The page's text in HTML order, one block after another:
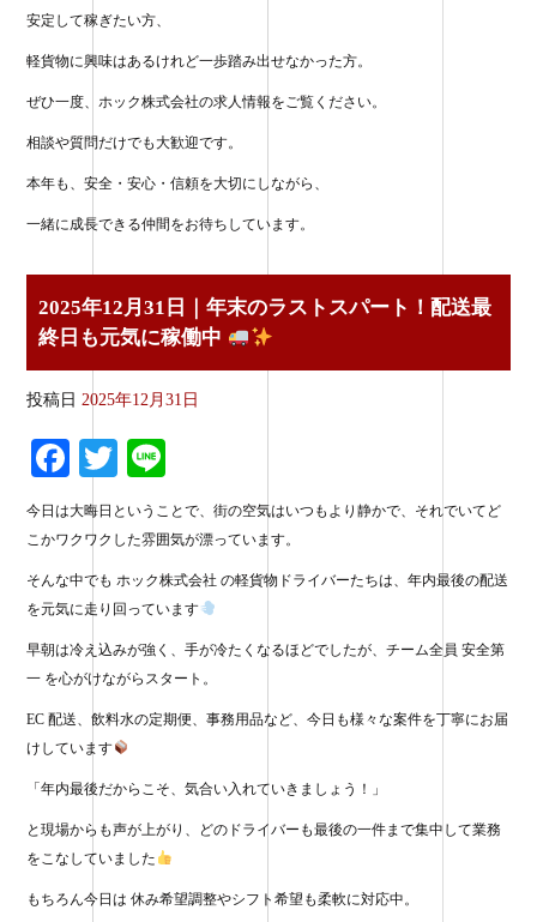
安定して稼ぎたい方、
軽貨物に興味はあるけれど一歩踏み出せなかった方。
ぜひ一度、ホック株式会社の求人情報をご覧ください。
相談や質問だけでも大歓迎です。
本年も、安全・安心・信頼を大切にしながら、
一緒に成長できる仲間をお待ちしています。
2025年12月31日｜年末のラストスパート！配送最
終日も元気に稼働中
投稿日 2025年12月31日
Fa
ce
bo
ok
T
wi
tte
r
ne
今日は大晦日ということで、街の空気はいつもより静かで、それでいてど
こかワクワクした雰囲気が漂っています。
そんな中でも ホック株式会社 の軽貨物ドライバーたちは、年内最後の配送
を元気に走り回っています
早朝は冷え込みが強く、手が冷たくなるほどでしたが、チーム全員 安全第
一 を心がけながらスタート。
EC 配送、飲料水の定期便、事務用品など、今日も様々な案件を丁寧にお届
けしています
「年内最後だからこそ、気合い入れていきましょう！」
と現場からも声が上がり、どのドライバーも最後の一件まで集中して業務
をこなしていました
もちろん今日は 休み希望調整やシフト希望も柔軟に対応中。